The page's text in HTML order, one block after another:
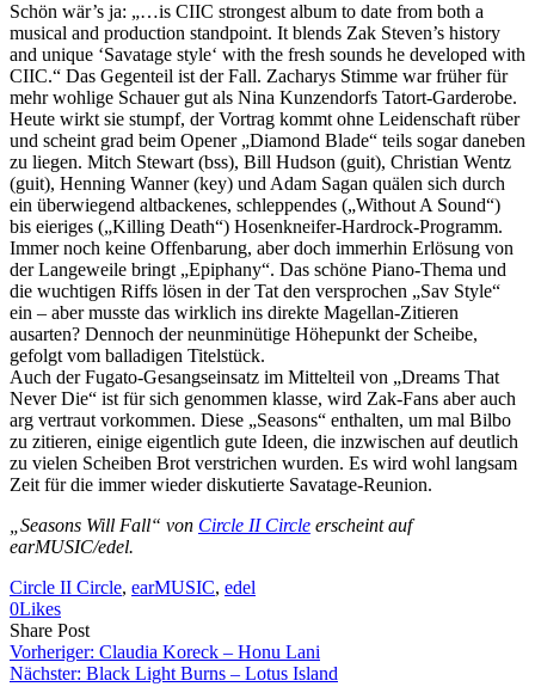
Facebook
to
clipboard
via
eMail
Schön wär’s ja: „…is CIIC strongest album to date from both a
musical and production standpoint. It blends Zak Steven’s history
and unique ‘Savatage style‘ with the fresh sounds he developed with
CIIC.“ Das Gegenteil ist der Fall. Zacharys Stimme war früher für
mehr wohlige Schauer gut als Nina Kunzendorfs Tatort-Garderobe.
Heute wirkt sie stumpf, der Vortrag kommt ohne Leidenschaft rüber
und scheint grad beim Opener „Diamond Blade“ teils sogar daneben
zu liegen. Mitch Stewart (bss), Bill Hudson (guit), Christian Wentz
(guit), Henning Wanner (key) und Adam Sagan quälen sich durch
ein überwiegend altbackenes, schleppendes („Without A Sound“)
bis eieriges („Killing Death“) Hosenkneifer-Hardrock-Programm.
Immer noch keine Offenbarung, aber doch immerhin Erlösung von
der Langeweile bringt „Epiphany“. Das schöne Piano-Thema und
die wuchtigen Riffs lösen in der Tat den versprochen „Sav Style“
ein – aber musste das wirklich ins direkte Magellan-Zitieren
ausarten? Dennoch der neunminütige Höhepunkt der Scheibe,
gefolgt vom balladigen Titelstück.
Auch der Fugato-Gesangseinsatz im Mittelteil von „Dreams That
Never Die“ ist für sich genommen klasse, wird Zak-Fans aber auch
arg vertraut vorkommen. Diese „Seasons“ enthalten, um mal Bilbo
zu zitieren, einige eigentlich gute Ideen, die inzwischen auf deutlich
zu vielen Scheiben Brot verstrichen wurden. Es wird wohl langsam
Zeit für die immer wieder diskutierte Savatage-Reunion.
„Seasons Will Fall“ von Circle II Circle erscheint auf
earMUSIC/edel.
Circle II Circle, earMUSIC, edel
0Likes
Share PostShare
on
Facebook
Copy
URL
to
Send
Link
via
Vorheriger: Claudia Koreck – Honu Lani
Nächster: Black Light Burns – Lotus Island